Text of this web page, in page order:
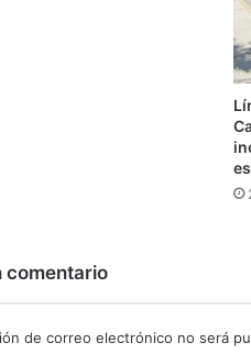
comentario
de correo electrónico no será